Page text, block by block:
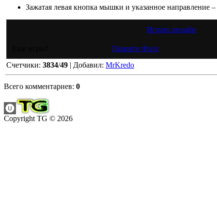
Зажатая левая кнопка мышки и указанное направление –
Играть онлайн
Гравити Фолз
Счетчики: 3834/49 | Добавил: MrKredo
Всего комментариев: 0
Copyright TG © 2026